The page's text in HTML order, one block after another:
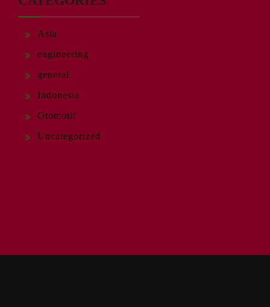
Asia
engineering
general
Indonesia
Otomotif
Uncategorized